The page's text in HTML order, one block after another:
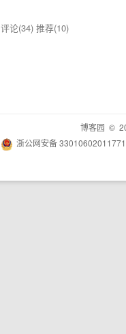
评论(34) 推荐(10)
博客园 ©
浙公网安备